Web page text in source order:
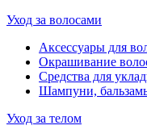
Уход за волосами
Аксессуары для
Окрашивание
Средства для
Шампуни,
Уход за телом